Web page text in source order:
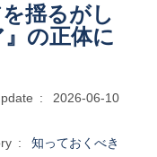
揺るがし
の正体に
:
2026-06-10
:
知っておくべき